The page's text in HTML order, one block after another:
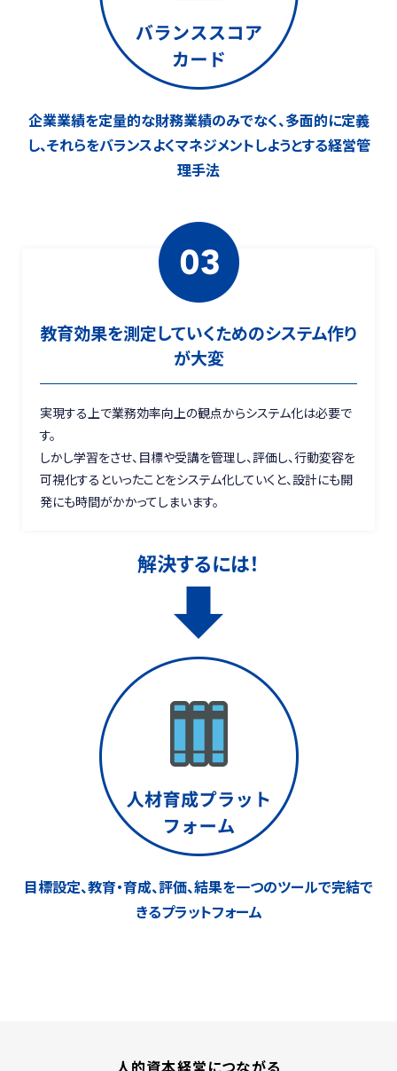
企業業績を定量的な財務業績のみでなく、多面的に定義
し、それらをバランスよくマネジメントしようとする経営管
理手法
教育効果を測定していくためのシステム作り
が大変
実現する上で業務効率向上の観点からシステム化は必要で
す。
しかし学習をさせ、目標や受講を管理し、評価し、行動変容を
可視化するといったことをシステム化していくと、設計にも開
発にも時間がかかってしまいます。
解決するには！
目標設定、教育・育成、評価、結果を一つのツールで完結で
きるプラットフォーム
人的資本経営につながる